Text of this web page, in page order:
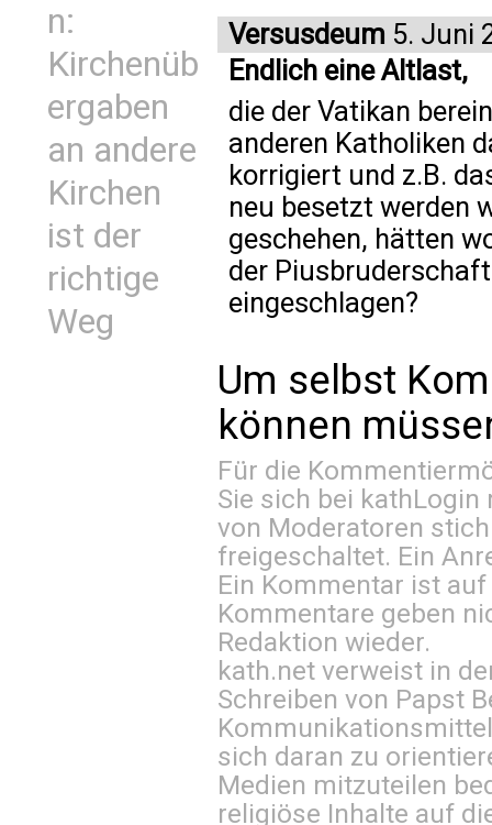
n:
Kirchenüb
ergaben
an andere
Kirchen
ist der
richtige
Weg
Versusdeum 5. Juni
Endlich eine Altlast,
die der Vatikan
anderen Katholiken
korrigiert und z.B.
neu besetzt werden
geschehen, hätten
der
eingeschlagen?
Um selbst
können
Für die
Sie sich bei kathLogin
von Moderatoren
freigeschaltet. Ein
Ein Kommentar ist
Kommentare geben
Redaktion wieder.
kath.net verweist in
Schreiben von Papst
sich daran zu
Medien mitzuteilen
religiöse Inhalte auf